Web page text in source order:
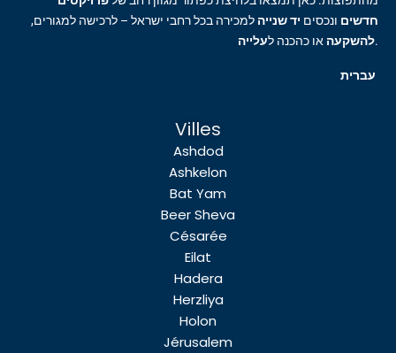
חדשים ונכסים יד שנייה למכירה בכל רחבי ישראל – לרכישה למגורים,
להשקעה או כהכנה לעלייה .
Villes
Ashdod
Ashkelon
Bat Yam
Beer Sheva
Césarée
Eilat
Hadera
Herzliya
Holon
Jérusalem